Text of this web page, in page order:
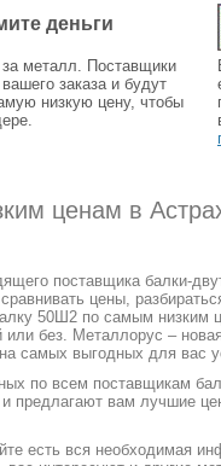
деньги
металл. Поставщики
заказа и будут
низкую цену, чтобы
ценам в
поставщика балки-
цены,
50Ш2 по самым низким
без. Металлорус –
самых выгодных для вас
по всем поставщикам
предлагают вам лучшие
есть вся необходимая